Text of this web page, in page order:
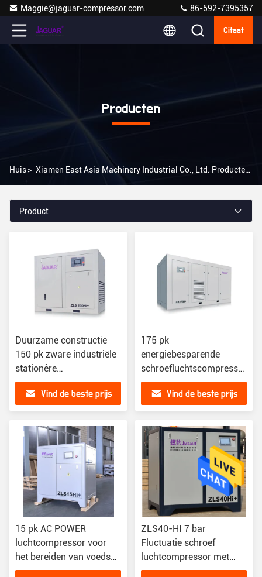
Maggie@jaguar-compressor.com 86-592-7395357
Citaat
Producten
Huis> Xiamen East Asia Machinery Industrial Co., Ltd. Producten Online
Product
Duurzame constructie
150 pk zware industriële
stationêre
schroefluchtcompressor
Vind de beste prijs
175 pk
energiebesparende
schroefluchtscompressor
De ultieme oplossing
voor energiewinning
Vind de beste prijs
15 pk AC POWER
luchtcompressor voor
het bereiden van voedsel
in kleine en middelgrote
ZLS40-HI 7 bar
Fluctuatie schroef
luchtcompressor met
online ondersteuning na